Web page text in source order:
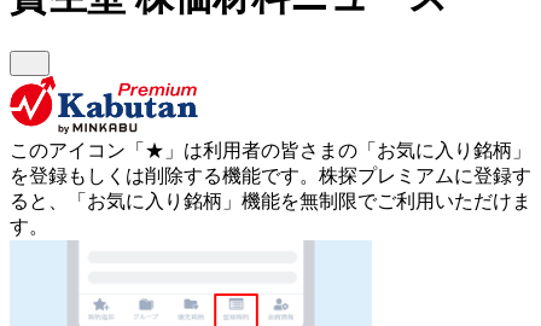
このアイコン 「★」 は利用者の皆さまの 「お気に入り銘柄」
を登録もしくは削除する機能です。 株探プレミアムに登録す
ると、「お気に入り銘柄」機能を無制限でご利用いただけま
す。